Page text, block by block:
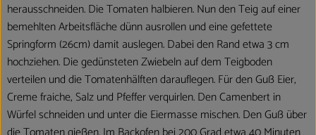
herausschneiden. Die Tomaten halbieren. Nun den Teig auf einer
bemehlten Arbeitsfläche dünn ausrollen und eine gefettete
Springform (26cm) damit auslegen. Dabei den Rand etwa 3 cm
hochziehen. Die gedünsteten Zwiebeln auf dem Teigboden
verteilen und die Tomatenhälften darauflegen. Für den Guß Eier,
Creme fraiche, Salz und Pfeffer verquirlen. Den Camenbert in
Würfel schneiden und unter die Eiermasse mischen. Den Guß über